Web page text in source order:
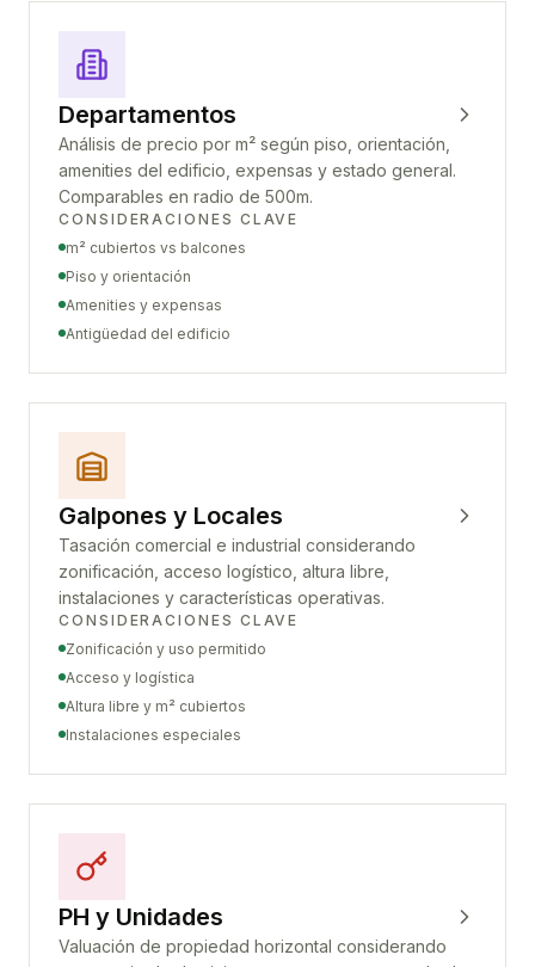
Departamentos
Análisis de precio por m² según piso, orientación,
amenities del edificio, expensas y estado general.
Comparables en radio de 500m.
CONSIDERACIONES CLAVE
m² cubiertos vs balcones
Piso y orientación
Amenities y expensas
Antigüedad del edificio
Galpones y Locales
Tasación comercial e industrial considerando
zonificación, acceso logístico, altura libre,
instalaciones y características operativas.
CONSIDERACIONES CLAVE
Zonificación y uso permitido
Acceso y logística
Altura libre y m² cubiertos
Instalaciones especiales
PH y Unidades
Valuación de propiedad horizontal considerando